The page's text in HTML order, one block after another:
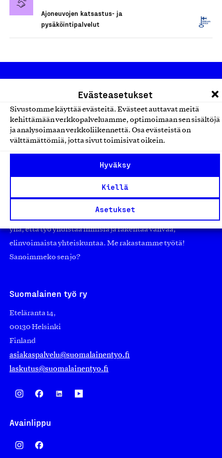
Evästeasetukset
Sivustomme käyttää evästeitä. Evästeet auttavat meitä
kehittämään verkkopalveluamme, optimoimaan sen sisältöjä
ja analysoimaan verkkoliikennettä. Osa evästeistä on
välttämättömiä, jotta sivut toimisivat oikein.
Hyväksy
Kiellä
Asetukset
Ajoneuvojen katsastus- ja
pysäköintipalvelut
Olemme jäsentemme omistama puolueeton,
työmarkkinajärjestöistä riippumaton yhdistys.
suuryrityksiin. Meidät on perustettu yli 100 vuotta sitten
yhä, että työ yhdistää ihmisiä ja rakentaa vahvaa,
elinvoimaista yhteiskuntaa. Me rakastamme työtä!
Sanoimmeko sen jo?
Suomalainen työ ry
Eteläranta 14,
00130 Helsinki
Finland
asiakaspalvelu@suomalainentyo.fi
laskutus@suomalainentyo.fi
Avainlippu